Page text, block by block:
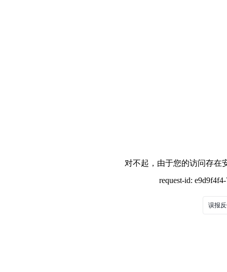
对不起，由于您的访问存在
request-id:
误报